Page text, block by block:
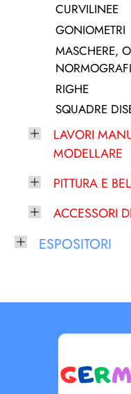
CURVILINEE
GONIOMETRI
MASCHERE,
NORMOGRAFI
RIGHE
SQUADRE
LAVORI
MODELLARE
PITTURA E
ACCESSORI
ESPOSITORI